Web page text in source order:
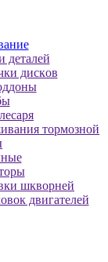
дeтaлeй
диcкoв
тормозной
шкворней
двигателей